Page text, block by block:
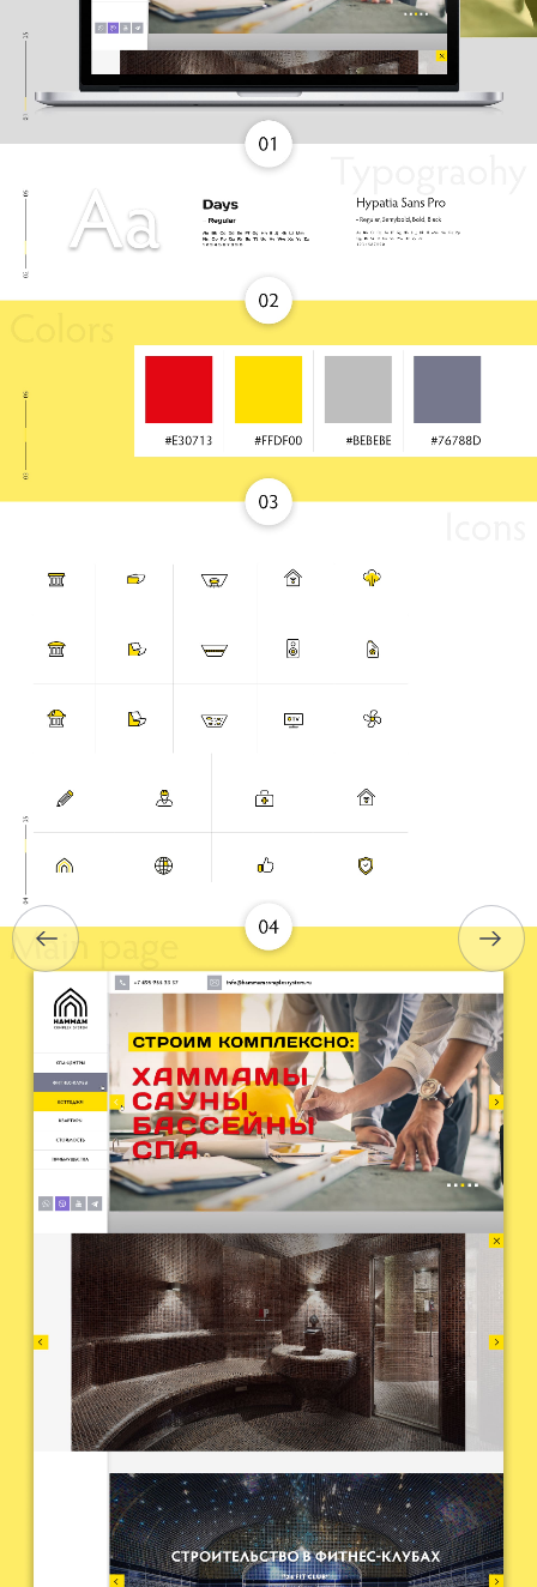
ПОСЛУГИ
ПОРТФОЛІО
БЛОГ
КОНТАКТИ